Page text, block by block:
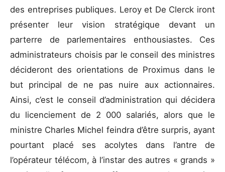
des entreprises publiques. Leroy et De Clerck iront
présenter leur vision stratégique devant un
parterre de parlementaires enthousiastes. Ces
administrateurs choisis par le conseil des ministres
décideront des orientations de Proximus dans le
but principal de ne pas nuire aux actionnaires.
Ainsi, c’est le conseil d’administration qui décidera
du licenciement de 2 000 salariés, alors que le
ministre Charles Michel feindra d’être surpris, ayant
pourtant placé ses acolytes dans l’antre de
l’opérateur télécom, à l’instar des autres « grands »